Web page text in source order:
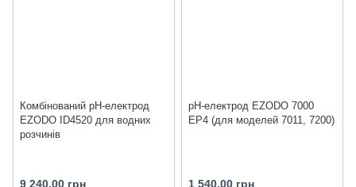
Комбінований рН-електрод
EZODO ID4520 для водних
розчинів
9 240.00 грн
рН-електрод EZODO 7000
EP4 (для моделей 7011, 7200)
1 540.00 грн